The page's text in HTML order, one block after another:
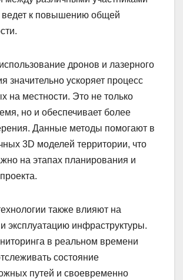
ведет к повышению общей
дронов и лазерного
значительно ускоряет процесс
на местности. Это не только
но и обеспечивает более
Данные методы помогают в
3D моделей территории, что
на этапах планирования и
также влияют на
эксплуатацию инфраструктуры.
в реальном времени
состояние
путей и своевременно